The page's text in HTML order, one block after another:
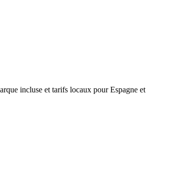
incluse et tarifs locaux pour Espagne et